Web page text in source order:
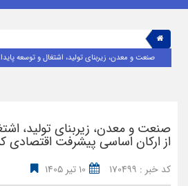
صنعت و معدن، زیربنای تولید، اشتغال و توسعه پایدار و از
صنعت و معدن، زیربنای تولید،
از ارکان اساسی پیشرفت
کد خبر : 170499 10 تیر 1405